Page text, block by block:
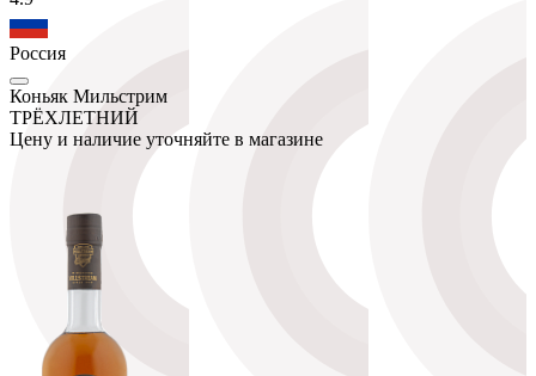
Россия
Коньяк Мильстрим
ТРЁХЛЕТНИЙ
Цену и наличие уточняйте в магазине